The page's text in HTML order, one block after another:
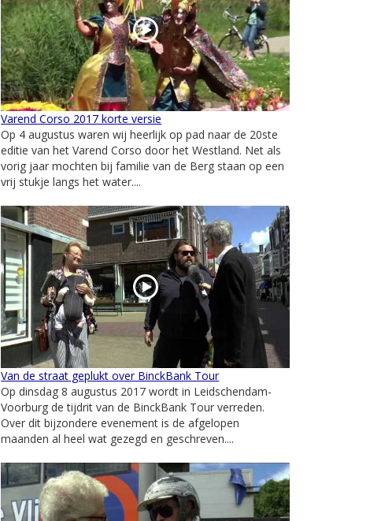
Varend Corso 2017 korte versie
Op 4 augustus waren wij heerlijk op pad naar de 20ste
editie van het Varend Corso door het Westland. Net als
vorig jaar mochten bij familie van de Berg staan op een
vrij stukje langs het water....
Van de straat geplukt over BinckBank Tour
Op dinsdag 8 augustus 2017 wordt in Leidschendam-
Voorburg de tijdrit van de BinckBank Tour verreden.
Over dit bijzondere evenement is de afgelopen
maanden al heel wat gezegd en geschreven....